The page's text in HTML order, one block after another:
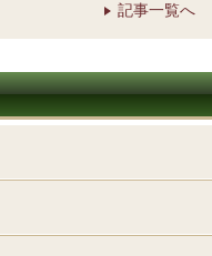
記事一覧へ